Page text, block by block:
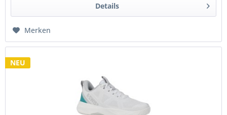
Details
Merken
NEU